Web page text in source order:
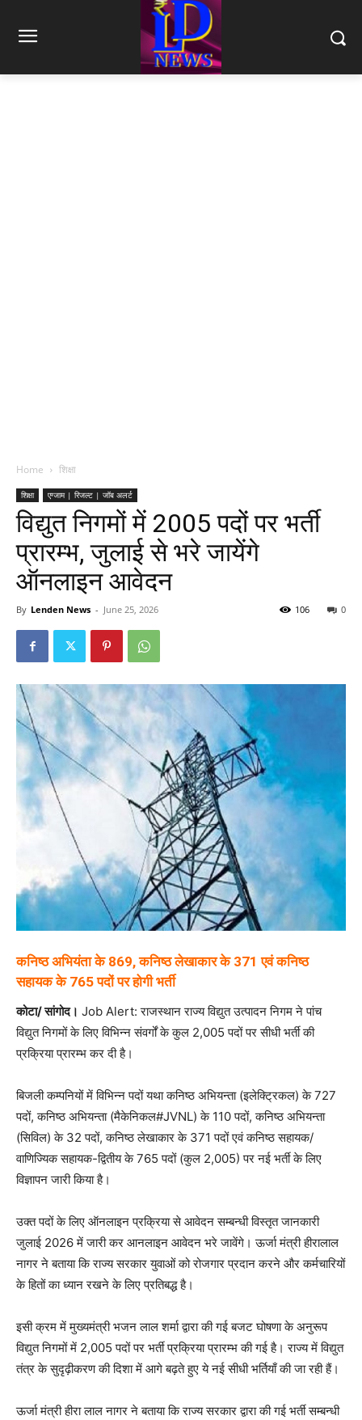
Home शिक्षा
शिक्षा एग्जाम | रिजल्ट | जॉब अलर्ट
विद्युत निगमों में 2005 पदों पर भर्ती
प्रारम्भ, जुलाई से भरे जायेंगे
ऑनलाइन आवेदन
By Lenden News - June 25, 2026 0
106
कनिष्ठ अभियंता के 869, कनिष्ठ लेखाकार के 371 एवं कनिष्ठ
सहायक के 765 पदों पर होगी भर्ती
कोटा/ सांगोद। Job Alert: राजस्थान राज्य विद्युत उत्पादन निगम ने पांच
विद्युत निगमों के लिए विभिन्न संवर्गों के कुल 2,005 पदों पर सीधी भर्ती की
प्रक्रिया प्रारम्भ कर दी है।
बिजली कम्पनियों में विभिन्न पदों यथा कनिष्ठ अभियन्ता (इलेक्ट्रिकल) के 727
पदों, कनिष्ठ अभियन्ता (मैकेनिकल#JVNL) के 110 पदों, कनिष्ठ अभियन्ता
(सिविल) के 32 पदों, कनिष्ठ लेखाकार के 371 पदों एवं कनिष्ठ सहायक/
वाणिज्यिक सहायक-द्वितीय के 765 पदों (कुल 2,005) पर नई भर्ती के लिए
विज्ञापन जारी किया है।
उक्त पदों के लिए ऑनलाइन प्रक्रिया से आवेदन सम्बन्धी विस्तृत जानकारी
जुलाई 2026 में जारी कर आनलाइन आवेदन भरे जावेंगे। ऊर्जा मंत्री हीरालाल
नागर ने बताया कि राज्य सरकार युवाओं को रोजगार प्रदान करने और कर्मचारियों
के हितों का ध्यान रखने के लिए प्रतिबद्ध है।
इसी क्रम में मुख्यमंत्री भजन लाल शर्मा द्वारा की गई बजट घोषणा के अनुरूप
विद्युत निगमों में 2,005 पदों पर भर्ती प्रक्रिया प्रारम्भ की गई है। राज्य में विद्युत
तंत्र के सुदृढ़ीकरण की दिशा में आगे बढ़ते हुए ये नई सीधी भर्तियाँ की जा रही हैं।
ऊर्जा मंत्री हीरा लाल नागर ने बताया कि राज्य सरकार द्वारा की गई भर्ती सम्बन्धी